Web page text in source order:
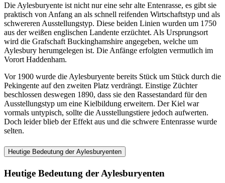
Die Aylesburyente ist nicht nur eine sehr alte Entenrasse, es gibt sie
praktisch von Anfang an als schnell reifenden Wirtschaftstyp und als
schwereren Ausstellungstyp. Diese beiden Linien wurden um 1750
aus der weißen englischen Landente erzüchtet. Als Ursprungsort
wird die Grafschaft Buckinghamshire angegeben, welche um
Aylesbury herumgelegen ist. Die Anfänge erfolgten vermutlich im
Vorort Haddenham.
Vor 1900 wurde die Aylesburyente bereits Stück um Stück durch die
Pekingente auf den zweiten Platz verdrängt. Einstige Züchter
beschlossen deswegen 1890, dass sie den Rassestandard für den
Ausstellungstyp um eine Kielbildung erweitern. Der Kiel war
vormals untypisch, sollte die Ausstellungstiere jedoch aufwerten.
Doch leider blieb der Effekt aus und die schwere Entenrasse wurde
selten.
Heutige Bedeutung der Aylesburyenten
Heutige Bedeutung der Aylesburyenten